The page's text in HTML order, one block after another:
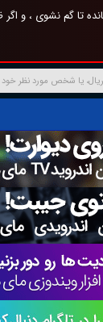
تا گم نشوی ، و